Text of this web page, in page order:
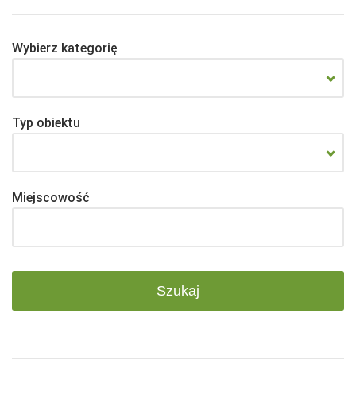
Wybierz kategorię
Typ obiektu
Miejscowość